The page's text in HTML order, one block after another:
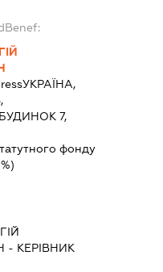
УКРАЇНА,
7,
фонду
- КЕРІВНИК